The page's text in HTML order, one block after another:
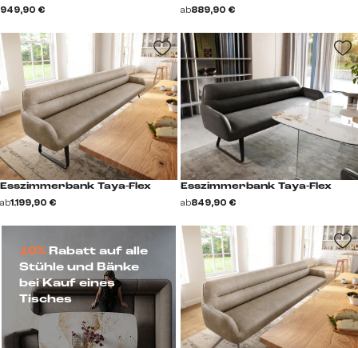
10%Rabatt auf alle
Stühle und Bänke
bei Kauf eines
Tisches
949,90 € ab889,90 €
Esszimmerbank Taya-Flex
ab1.199,90 €
Esszimmerbank Taya-Flex
ab849,90 €